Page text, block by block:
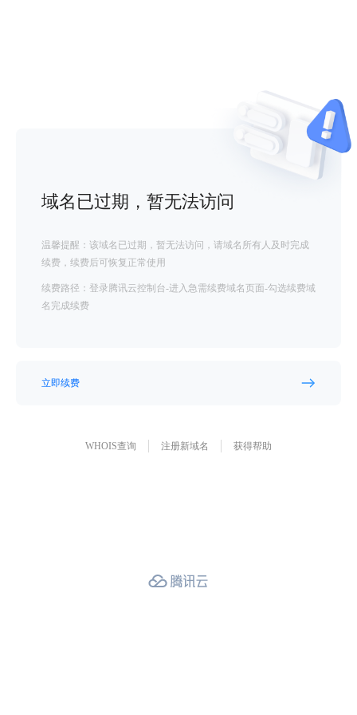
域名已过期，暂无法访问
温馨提醒：该域名已过期，暂无法访问，请域名所有人及时完成
续费，续费后可恢复正常使用
续费路径：登录腾讯云控制台-进入急需续费域名页面-勾选续费域
名完成续费
立即续费
WHOIS查询 注册新域名 获得帮助